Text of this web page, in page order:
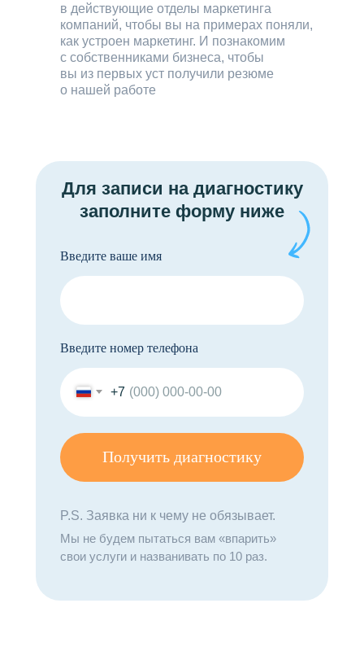
в действующие отделы маркетинга
компаний, чтобы вы на примерах поняли,
как устроен маркетинг. И познакомим
с собственниками бизнеса, чтобы
вы из первых уст получили резюме
о нашей работе
Для записи на диагностику
заполните форму ниже
Введите ваше имя
Введите номер телефона
+7
Получить диагностику
P.S. Заявка ни к чему не обязывает.
Мы не будем пытаться вам «впарить»
свои услуги и названивать по 10 раз.